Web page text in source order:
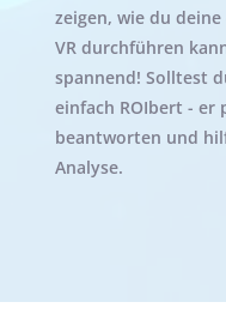
zeigen, wie du
VR durchführen
spannend! Solltest
einfach ROIbert - er
beantworten und
Analyse.